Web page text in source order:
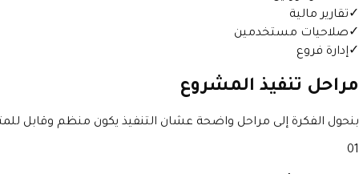
✓تقارير مالية
✓صلاحيات مستخدمين
✓إدارة فروع
مراحل تنفيذ المشروع
بنحول الفكرة إلى مراحل واضحة عشان التنفيذ يكون منظم وقابل
01